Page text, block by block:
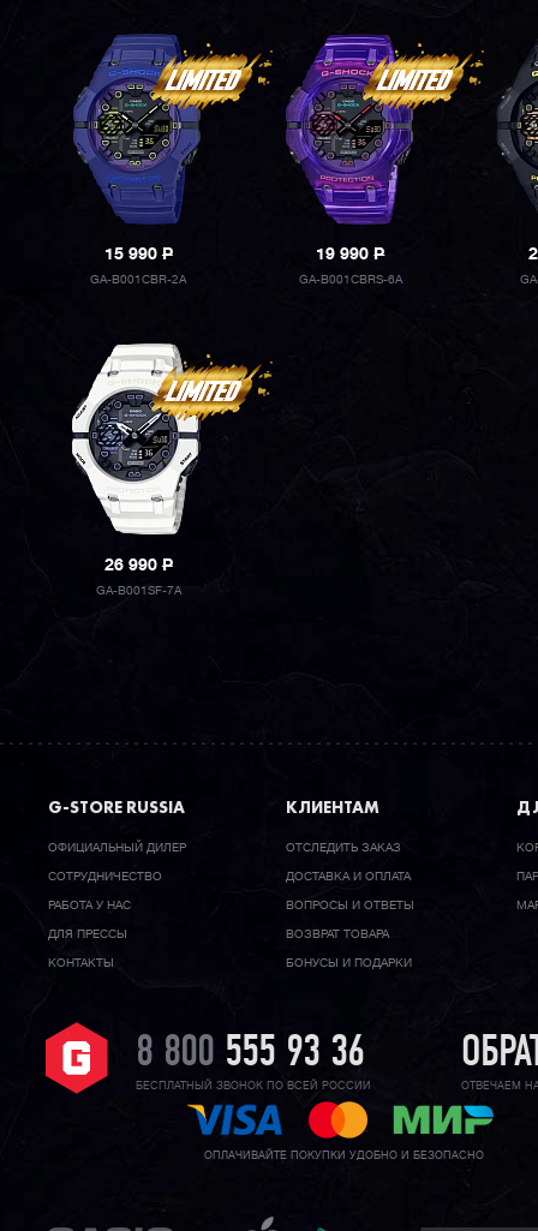
15 990P
GA-B001CBR-2A
19 990P
GA-B001CBRS-6A
26 990P
GA-B001SF-7A
G-STORE RUSSIA
ОФИЦИАЛЬНЫЙ ДИЛЕР
CОТРУДНИЧЕСТВО
РАБОТА У НАС
ДЛЯ ПРЕССЫ
КОНТАКТЫ
КЛИЕНТАМ
ОТСЛЕДИТЬ ЗАКАЗ
ДОСТАВКА И ОПЛАТА
ВОПРОСЫ И ОТВЕТЫ
ВОЗВРАТ ТОВАРА
БОНУСЫ И ПОДАРКИ
8 800 555 93 36
БЕСПЛАТНЫЙ ЗВОНОК ПО ВСЕЙ РОССИИ ОТВЕЧАЕМ
ОПЛАЧИВАЙТЕ ПОКУПКИ УДОБНО И БЕЗОПАСНО